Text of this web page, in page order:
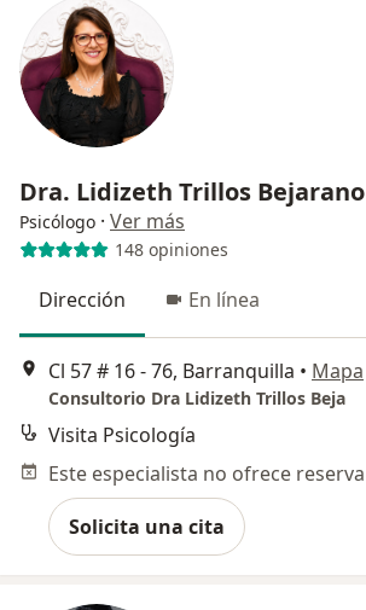
Dra. Lidizeth Trillos Bejarano
Psicólogo · Ver más
148 opiniones
Dirección En línea
Cl 57 # 16 - 76, Barranquilla • Mapa
Consultorio Dra Lidizeth Trillos Beja
Visita Psicología
Solicita una cita